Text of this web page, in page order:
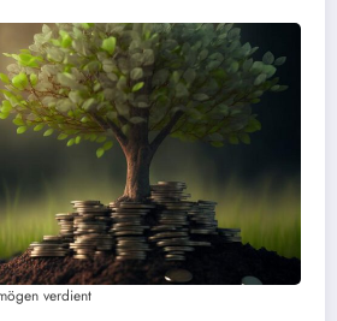
verdient